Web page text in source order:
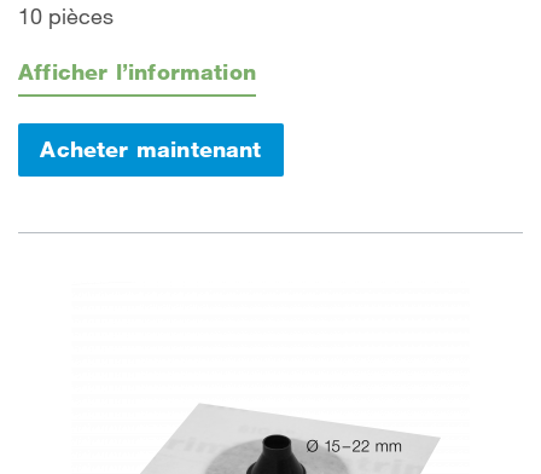
10 pièces
Afficher l’information
Acheter maintenant